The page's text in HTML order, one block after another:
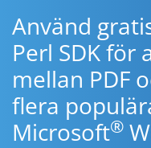
Använd
Perl SDK för
mellan PDF
flera
Microsoft®